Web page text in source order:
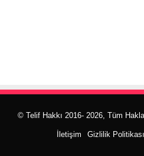
© Telif Hakkı 2016- 2026, Tüm
İletişim Gizlilik Politikası